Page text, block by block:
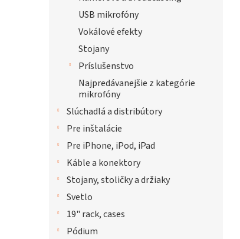
USB mikrofóny
Vokálové efekty
Stojany
Príslušenstvo
Najpredávanejšie z kategórie
mikrofóny
Slúchadlá a distribútory
Pre inštalácie
Pre iPhone, iPod, iPad
Káble a konektory
Stojany, stoličky a držiaky
Svetlo
19" rack, cases
Pódium